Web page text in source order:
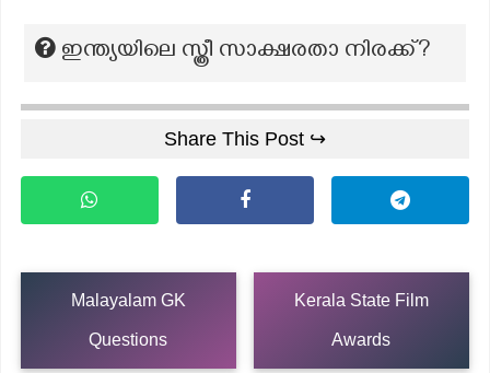
ഇന്ത്യയിലെ സ്ത്രീ സാക്ഷരതാ നിരക്ക്?
Share This Post ↪
Malayalam GK
Questions
Kerala State Film
Awards